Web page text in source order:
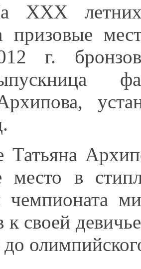
ХХХ
призовые
г.
место в
чемпионата
к своей
до